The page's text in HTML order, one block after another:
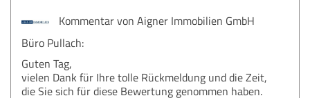
Kommentar von Aigner Immobilien GmbH
Büro Pullach:
Guten Tag,
vielen Dank für Ihre tolle Rückmeldung und die Zeit,
die Sie sich für diese Bewertung genommen haben.